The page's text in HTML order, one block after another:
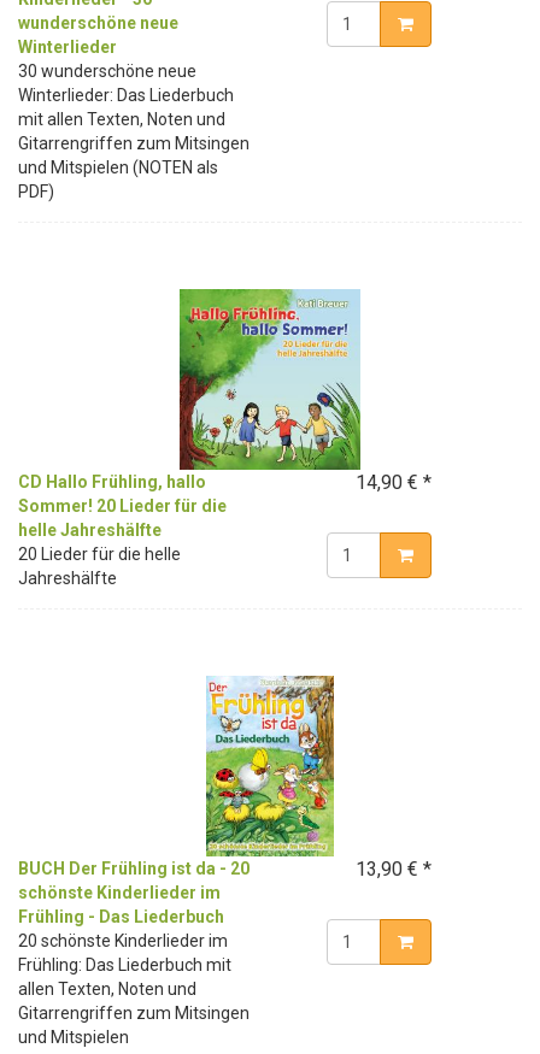
wunderschöne neue
Winterlieder
30 wunderschöne neue
Winterlieder: Das Liederbuch
mit allen Texten, Noten und
Gitarrengriffen zum Mitsingen
und Mitspielen (NOTEN als
PDF)
CD Hallo Frühling, hallo
Sommer! 20 Lieder für die
helle Jahreshälfte
20 Lieder für die helle
Jahreshälfte
14,90 € *
BUCH Der Frühling ist da - 20
schönste Kinderlieder im
Frühling - Das Liederbuch
20 schönste Kinderlieder im
Frühling: Das Liederbuch mit
allen Texten, Noten und
Gitarrengriffen zum Mitsingen
und Mitspielen
13,90 € *